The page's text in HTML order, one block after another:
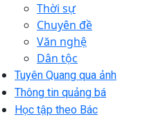
Thời sự
Chuyên đề
Văn nghệ
Dân tộc
Tuyên Quang qua ảnh
Thông tin quảng bá
Học tập theo Bác